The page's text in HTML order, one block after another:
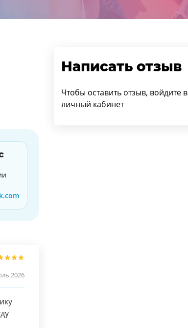
2026
Написать отзыв
Чтобы оставить отзыв, войдите в
личный кабинет